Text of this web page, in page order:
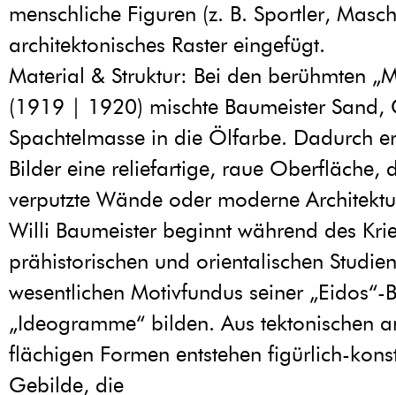
menschliche Figuren (z. B. Sportler,
architektonisches Raster eingefügt.
Material & Struktur: Bei den berühmten
(1919 | 1920) mischte Baumeister Sand,
Spachtelmasse in die Ölfarbe. Dadurch
Bilder eine reliefartige, raue Oberfläche,
verputzte Wände oder moderne
Willi Baumeister beginnt während des
prähistorischen und orientalischen
wesentlichen Motivfundus seiner „Eidos“-
„Ideogramme“ bilden. Aus tektonischen
flächigen Formen entstehen figürlich-
Gebilde, die